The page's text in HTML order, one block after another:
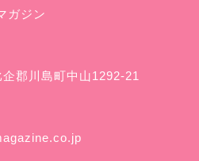
ガジン
郡川島町中山1292-21